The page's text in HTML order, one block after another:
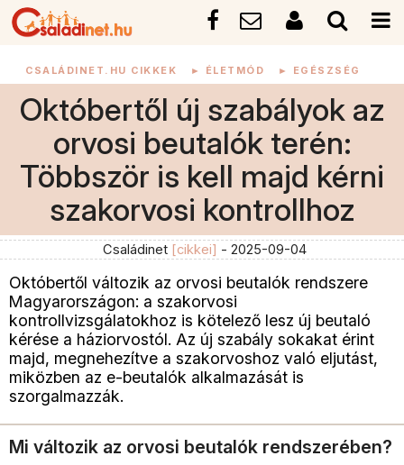
CSALÁDINET.HU CIKKEK ► ÉLETMÓD ► EGÉSZSÉG
Októbertől új szabályok az
orvosi beutalók terén:
Többször is kell majd kérni
szakorvosi kontrollhoz
Családinet [cikkei] - 2025-09-04
Októbertől változik az orvosi beutalók rendszere
Magyarországon: a szakorvosi
kontrollvizsgálatokhoz is kötelező lesz új beutaló
kérése a háziorvostól. Az új szabály sokakat érint
majd, megnehezítve a szakorvoshoz való eljutást,
miközben az e-beutalók alkalmazását is
szorgalmazzák.
Mi változik az orvosi beutalók rendszerében?